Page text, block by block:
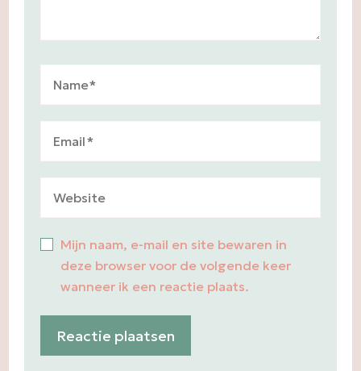
Mijn naam, e-mail en site bewaren in
deze browser voor de volgende keer
wanneer ik een reactie plaats.